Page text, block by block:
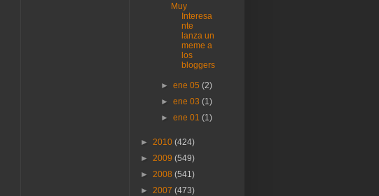
Muy
Interesa
nte
lanza un
meme a
los
bloggers
► ene 05 (2)
► ene 03 (1)
► ene 01 (1)
► 2010 (424)
► 2009 (549)
► 2008 (541)
► 2007 (473)